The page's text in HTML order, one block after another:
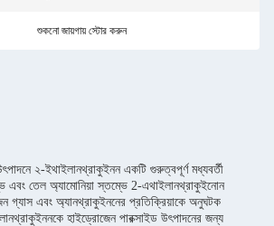
শুকনো জায়গায় স্টোর করুন
২-ইথাইলানথ্রাকুইনন একটি গুরুত্বপূর্ণ মধ্যবর্তী
এবং তেল অ্যামোনিয়া স্তম্ভে 2-এথাইলানথ্রাকুইনোন
গ্যাস এবং অ্যানথ্রাকুইননের প্রতিক্রিয়াকে অনুঘটক
হাইড্রোজেন পারক্সাইড উৎপাদনের জন্য